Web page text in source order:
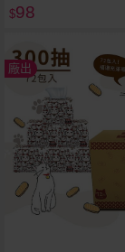
$98
廠出